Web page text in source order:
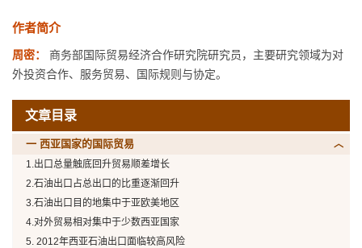
作者简介
周密：
商务部国际贸易经济合作研究院研究员，主要研究领域为对
外投资合作、服务贸易、国际规则与协定。
文章目录
一 西亚国家的国际贸易
1.出口总量触底回升贸易顺差增长
2.石油出口占总出口的比重逐渐回升
3.石油出口目的地集中于亚欧美地区
4.对外贸易相对集中于少数西亚国家
5. 2012年西亚石油出口面临较高风险